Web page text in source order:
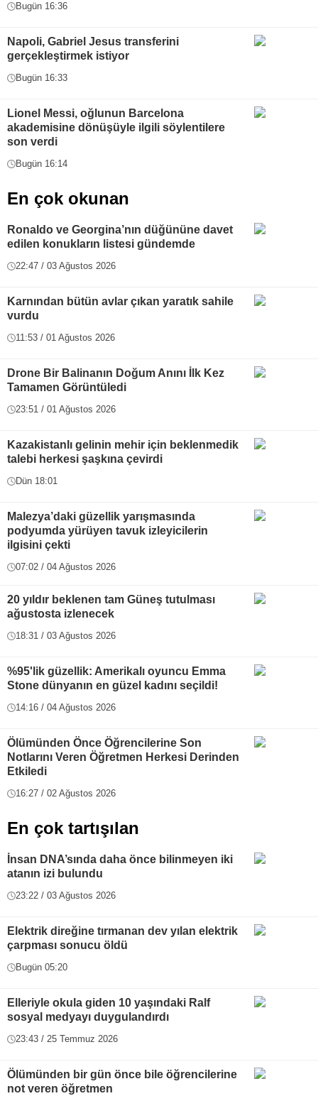
Bugün 16:36
Napoli, Gabriel Jesus transferini
gerçekleştirmek istiyor
Bugün 16:33
Lionel Messi, oğlunun Barcelona
akademisine dönüşüyle ilgili söylentilere
son verdi
Bugün 16:14
En çok okunan
Ronaldo ve Georgina’nın düğününe davet
edilen konukların listesi gündemde
22:47 / 03 Ağustos 2026
Karnından bütün avlar çıkan yaratık sahile
vurdu
11:53 / 01 Ağustos 2026
Drone Bir Balinanın Doğum Anını İlk Kez
Tamamen Görüntüledi
23:51 / 01 Ağustos 2026
Kazakistanlı gelinin mehir için beklenmedik
talebi herkesi şaşkına çevirdi
Dün 18:01
Malezya’daki güzellik yarışmasında
podyumda yürüyen tavuk izleyicilerin
ilgisini çekti
07:02 / 04 Ağustos 2026
20 yıldır beklenen tam Güneş tutulması
ağustosta izlenecek
18:31 / 03 Ağustos 2026
%95'lik güzellik: Amerikalı oyuncu Emma
Stone dünyanın en güzel kadını seçildi!
14:16 / 04 Ağustos 2026
Ölümünden Önce Öğrencilerine Son
Notlarını Veren Öğretmen Herkesi Derinden
Etkiledi
16:27 / 02 Ağustos 2026
En çok tartışılan
İnsan DNA’sında daha önce bilinmeyen iki
atanın izi bulundu
23:22 / 03 Ağustos 2026
Elektrik direğine tırmanan dev yılan elektrik
çarpması sonucu öldü
Bugün 05:20
Elleriyle okula giden 10 yaşındaki Ralf
sosyal medyayı duygulandırdı
23:43 / 25 Temmuz 2026
Ölümünden bir gün önce bile öğrencilerine
not veren öğretmen